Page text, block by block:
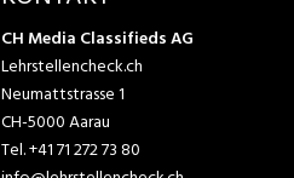
CH Media Classifieds AG
Lehrstellencheck.ch
Neumattstrasse 1
CH-5000 Aarau
Tel.+41 71 272 73 80